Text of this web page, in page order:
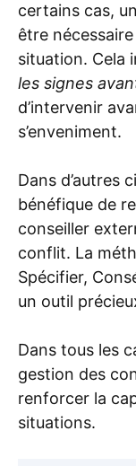
certains cas,
être
situation. Cela
les signes
d’intervenir
s’enveniment.
Dans d’autres
bénéfique de
conseiller
conflit. La
Spécifier,
un outil
Dans tous les
gestion des
renforcer la
situations.